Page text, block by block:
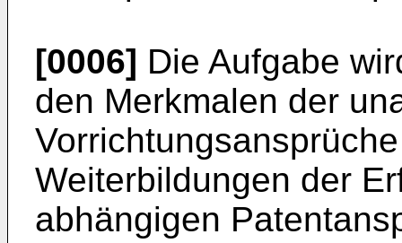
[0006] Die Aufgabe
den Merkmalen der
Weiterbildungen der
abhängigen